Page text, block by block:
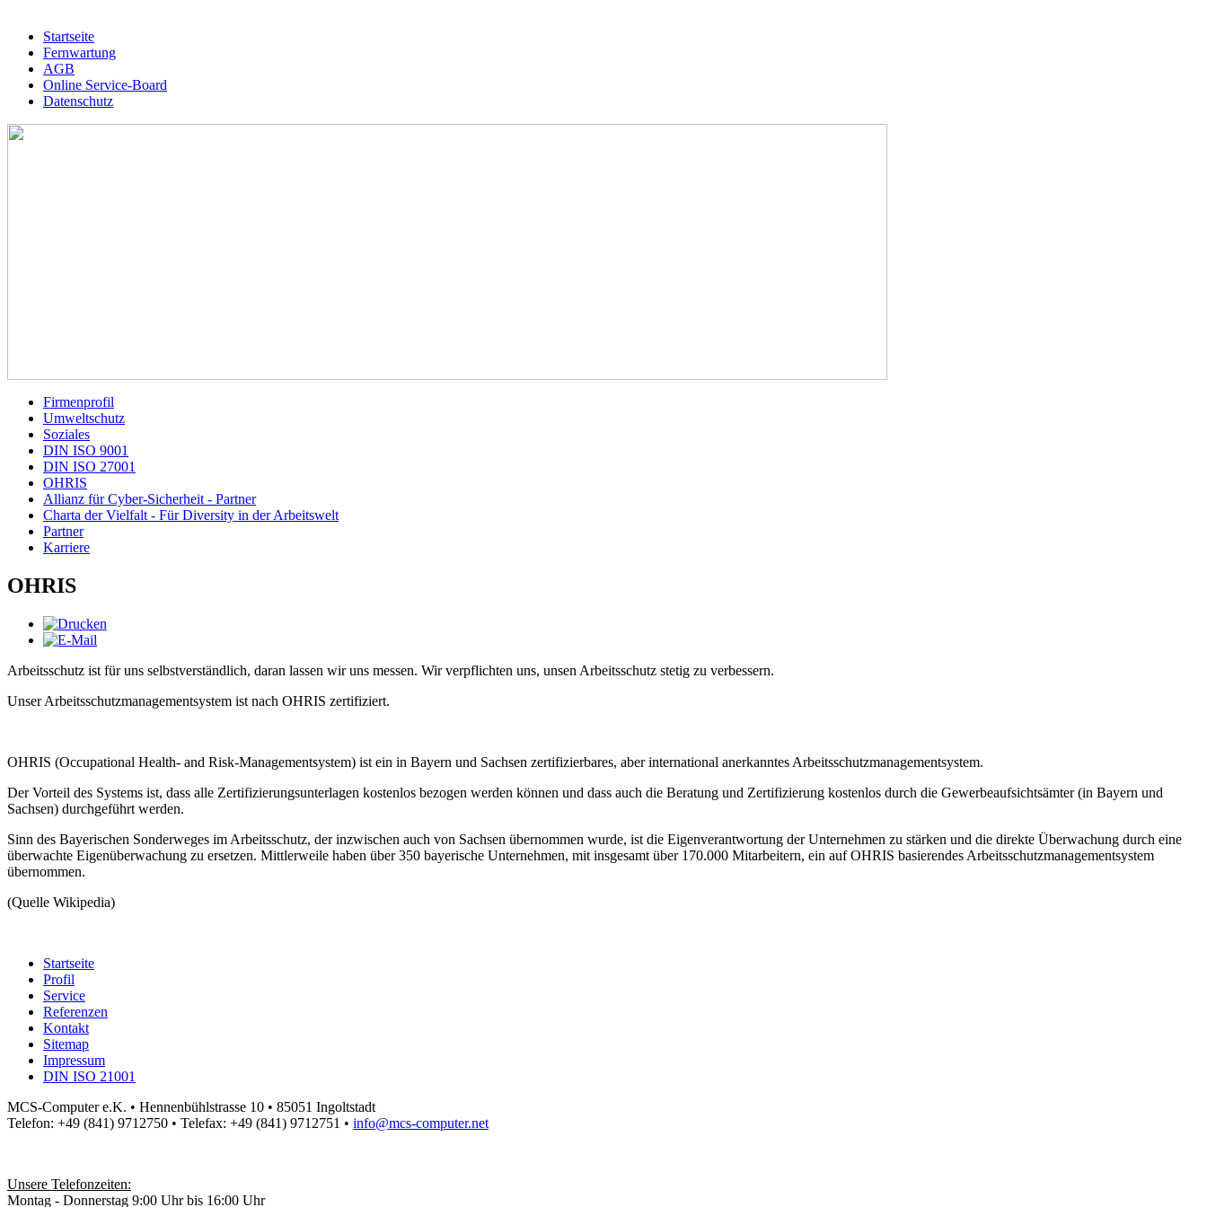
Startseite
Fernwartung
AGB
Online Service-Board
Datenschutz
Firmenprofil
Umweltschutz
Soziales
DIN ISO 9001
DIN ISO 27001
OHRIS
Allianz für Cyber-Sicherheit - Partner
Charta der Vielfalt - Für Diversity in der Arbeitswelt
Partner
Karriere
OHRIS
Arbeitsschutz ist für uns selbstverständlich, daran lassen wir uns messen. Wir verpflichten uns, unsen Arbeitsschutz stetig zu verbessern.
Unser Arbeitsschutzmanagementsystem ist nach OHRIS zertifiziert.
OHRIS (Occupational Health- and Risk-Managementsystem) ist ein in Bayern und Sachsen zertifizierbares, aber international anerkanntes Arbeitsschutzmanagementsystem.
Der Vorteil des Systems ist, dass alle Zertifizierungsunterlagen kostenlos bezogen werden können und dass auch die Beratung und Zertifizierung kostenlos durch die Gewerbeaufsichtsämter (in Bayern und
Sachsen) durchgeführt werden.
Sinn des Bayerischen Sonderweges im Arbeitsschutz, der inzwischen auch von Sachsen übernommen wurde, ist die Eigenverantwortung der Unternehmen zu stärken und die direkte Überwachung durch eine
überwachte Eigenüberwachung zu ersetzen. Mittlerweile haben über 350 bayerische Unternehmen, mit insgesamt über 170.000 Mitarbeitern, ein auf OHRIS basierendes Arbeitsschutzmanagementsystem
übernommen.
(Quelle Wikipedia)
Startseite
Profil
Service
Referenzen
Kontakt
Sitemap
Impressum
DIN ISO 21001
MCS-Computer e.K. • Hennenbühlstrasse 10 • 85051 Ingoltstadt
Telefon: +49 (841) 9712750 • Telefax: +49 (841) 9712751 • info@mcs-computer.net
Unsere Telefonzeiten:
Montag - Donnerstag 9:00 Uhr bis 16:00 Uhr